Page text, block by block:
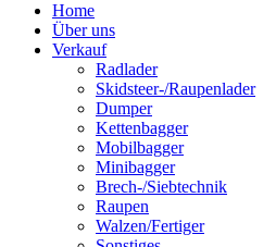
Home
Über uns
Verkauf
Radlader
Skidsteer-/Raupenlader
Dumper
Kettenbagger
Mobilbagger
Minibagger
Brech-/Siebtechnik
Raupen
Walzen/Fertiger